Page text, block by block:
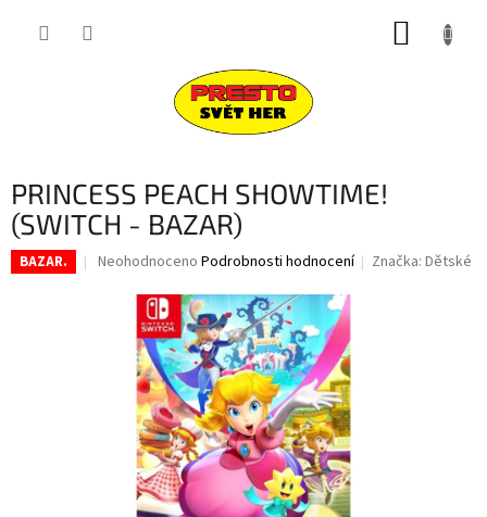
PRINCESS PEACH SHOWTIME!
(SWITCH - BAZAR)
BAZAR.
Průměrné
produktu
hvězdiček.
Neohodnoceno Podrobnosti hodnocení Značka:Dětské